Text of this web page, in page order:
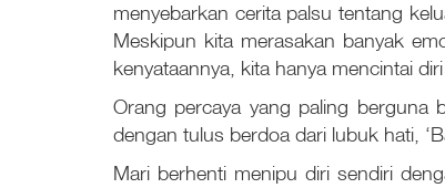
menyebarkan cerita palsu tentang
Meskipun kita merasakan banyak
kenyataannya, kita hanya mencintai
Orang percaya yang paling berguna
dengan tulus berdoa dari lubuk hati,
Mari berhenti menipu diri sendiri